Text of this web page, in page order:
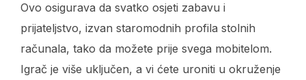
Ovo osigurava da svatko osjeti zabavu i
prijateljstvo, izvan staromodnih profila stolnih
računala, tako da možete prije svega mobitelom.
Igrač je više uključen, a vi ćete uroniti u okruženje